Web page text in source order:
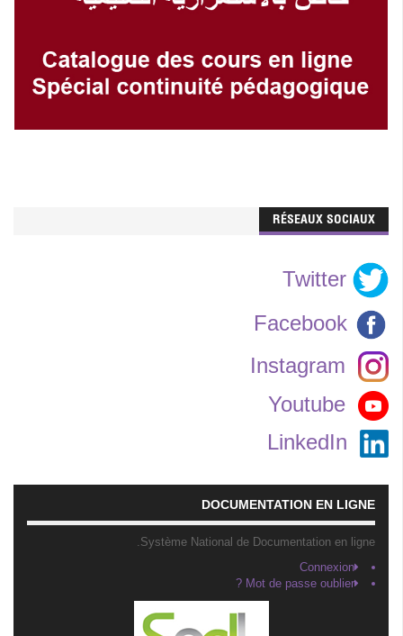
RÉSEAUX SOCIAUX
Instagram
Youtube
LinkedIn
DOCUMENTATION EN LIGNE
Système National de Documentation en ligne.
Connexion
Mot de passe oublier ?